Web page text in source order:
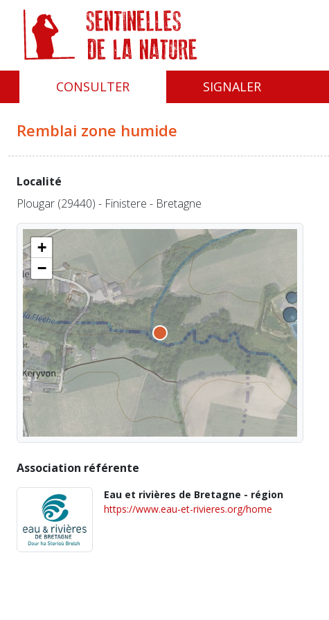
CONSULTER SIGNALER
Remblai zone humide
Localité
Plougar (29440) - Finistere - Bretagne
+
−
Association référente
Eau et rivières de Bretagne - région
https://www.eau-et-rivieres.org/home
Panneau de gestion des cookies